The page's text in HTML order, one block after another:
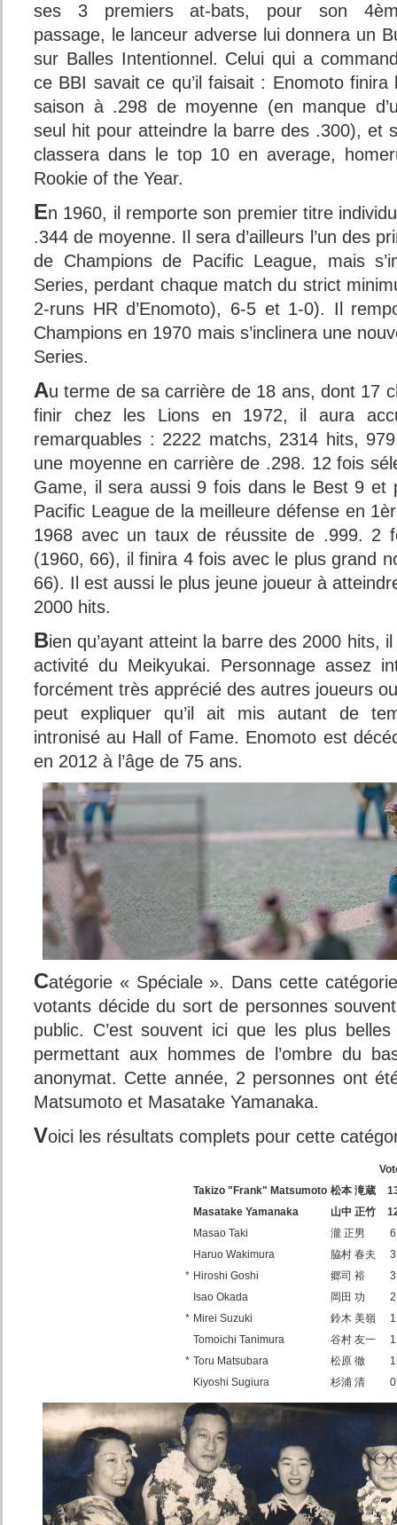
ses 3 premiers at-bats, pour son
passage, le lanceur adverse lui donnera un
sur Balles Intentionnel. Celui qui a
ce BBI savait ce qu’il faisait : Enomoto finira
saison à .298 de moyenne (en manque
seul hit pour atteindre la barre des .300), et
classera dans le top 10 en average,
Rookie of the Year.
En 1960, il remporte son premier titre
.344 de moyenne. Il sera d’ailleurs l’un des
de Champions de Pacific League, mais
Series, perdant chaque match du strict
2-runs HR d’Enomoto), 6-5 et 1-0). Il
Champions en 1970 mais s’inclinera une
Series.
Au terme de sa carrière de 18 ans, dont 17
finir chez les Lions en 1972, il aura
remarquables : 2222 matchs, 2314 hits,
une moyenne en carrière de .298. 12 fois
Game, il sera aussi 9 fois dans le Best 9 et
Pacific League de la meilleure défense en
1968 avec un taux de réussite de .999. 2
(1960, 66), il finira 4 fois avec le plus grand
66). Il est aussi le plus jeune joueur à
2000 hits.
Bien qu’ayant atteint la barre des 2000 hits,
activité du Meikyukai. Personnage assez
forcément très apprécié des autres joueurs
peut expliquer qu’il ait mis autant de
intronisé au Hall of Fame. Enomoto est
en 2012 à l’âge de 75 ans.
Catégorie « Spéciale ». Dans cette
votants décide du sort de personnes
public. C’est souvent ici que les plus
permettant aux hommes de l’ombre du
anonymat. Cette année, 2 personnes ont
Matsumoto et Masatake Yamanaka.
Voici les résultats complets pour cette
Takizo "Frank" Matsumoto 松本 滝蔵
Masatake Yamanaka
山中 正竹
Masao Taki
瀧 正男
6
Haruo Wakimura
脇村 春夫
3
* Hiroshi Goshi 郷司 裕
3
Isao Okada
岡田 功
2
* Mirei Suzuki 鈴木 美嶺
1
Tomoichi Tanimura
谷村 友一
1
* Toru Matsubara 松原 徹
1
Kiyoshi Sugiura
杉浦 清 0